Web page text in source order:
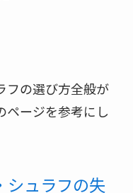
フの選び方全般が
ページを参考にし
ュラフの失